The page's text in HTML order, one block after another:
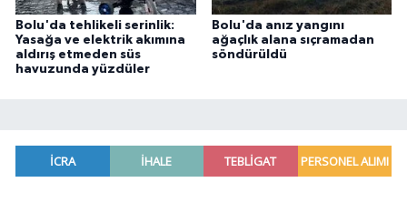
Bolu'da tehlikeli serinlik:
Yasağa ve elektrik akımına
aldırış etmeden süs
havuzunda yüzdüler
Bolu'da anız yangını
ağaçlık alana sıçramadan
söndürüldü